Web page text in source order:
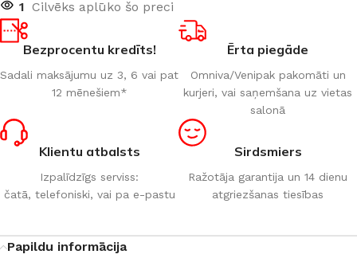
1 Cilvēks aplūko šo preci
Bezprocentu kredīts!
Sadali maksājumu uz 3, 6 vai pat
12 mēnešiem*
Ērta piegāde
Omniva/Venipak pakomāti un
kurjeri, vai saņemšana uz vietas
salonā
Klientu atbalsts
Izpalīdzīgs serviss:
čatā, telefoniski, vai pa e-pastu
Sirdsmiers
Ražotāja garantija un 14 dienu
atgriezšanas tiesības
Papildu informācija